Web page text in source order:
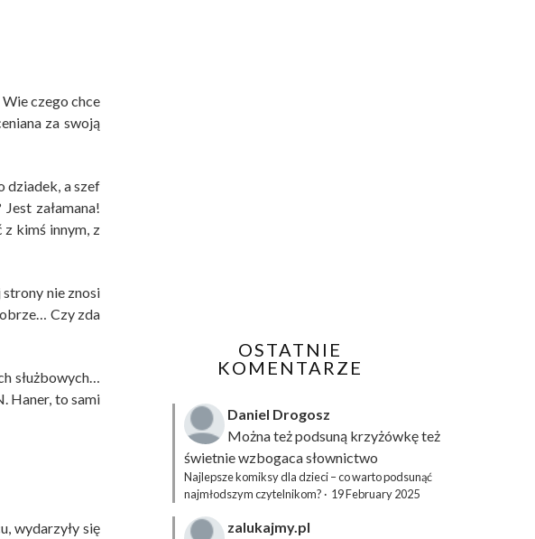
czego chce
za swoją
dziadek, a szef
załamana!
kimś innym, z
strony nie znosi
Czy zda
służbowych…
Haner, to sami
wydarzyły się
OSTATNIE
KOMENTARZE
Daniel Drogosz
Można też podsuną krzyżówkęteż
świetnie wzbogaca słownictwo
Najlepsze komiksy dla dzieci – co warto podsunąć
najmłodszym czytelnikom? · 19 February 2025
zalukajmy.pl